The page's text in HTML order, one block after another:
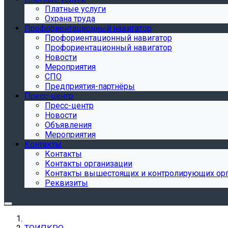
Платные услуги
Охрана труда
Профориентационный навигатор
Профориентационный навигатор
Профориентационный навигатор
Новости
Мероприятия
СПО
Предприятия-партнёры
Пресс-центр
Пресс-центр
Новости
Объявления
Мероприятия
Контакты
Контакты
Контакты организации
Контакты вышестоящих и контролирующих
Реквизиты